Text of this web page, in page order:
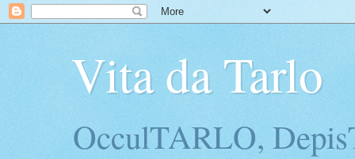
Vita da Tarlo
OcculTARLO,